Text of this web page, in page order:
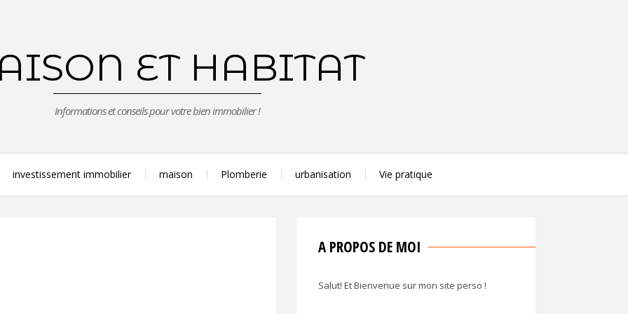
ET HABITAT
Informations et conseils pour votre bien immobilier !
investissement immobilier maison Plomberie urbanisation Vie pratique
A PROPOS DE MOI
Salut! Et Bienvenue sur mon site perso !